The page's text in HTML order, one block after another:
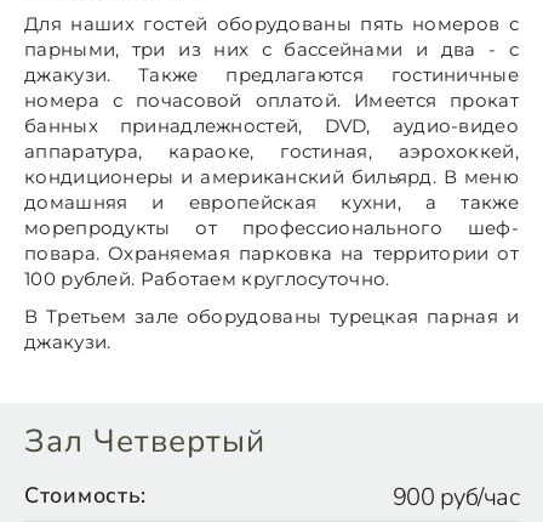
Для наших гостей оборудованы пять номеров с
парными, три из них с бассейнами и два - с
джакузи. Также предлагаются гостиничные
номера с почасовой оплатой. Имеется прокат
банных принадлежностей, DVD, аудио-видео
аппаратура, караоке, гостиная, аэрохоккей,
кондиционеры и американский бильярд. В меню
домашняя и европейская кухни, а также
морепродукты от профессионального шеф-
повара. Охраняемая парковка на территории от
100 рублей. Работаем круглосуточно.
В Третьем зале оборудованы турецкая парная и
джакузи.
Зал Четвертый
Стоимость: 900 руб/час